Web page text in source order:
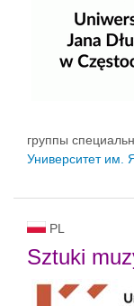
группы
Университет им.
PL
Sztuki